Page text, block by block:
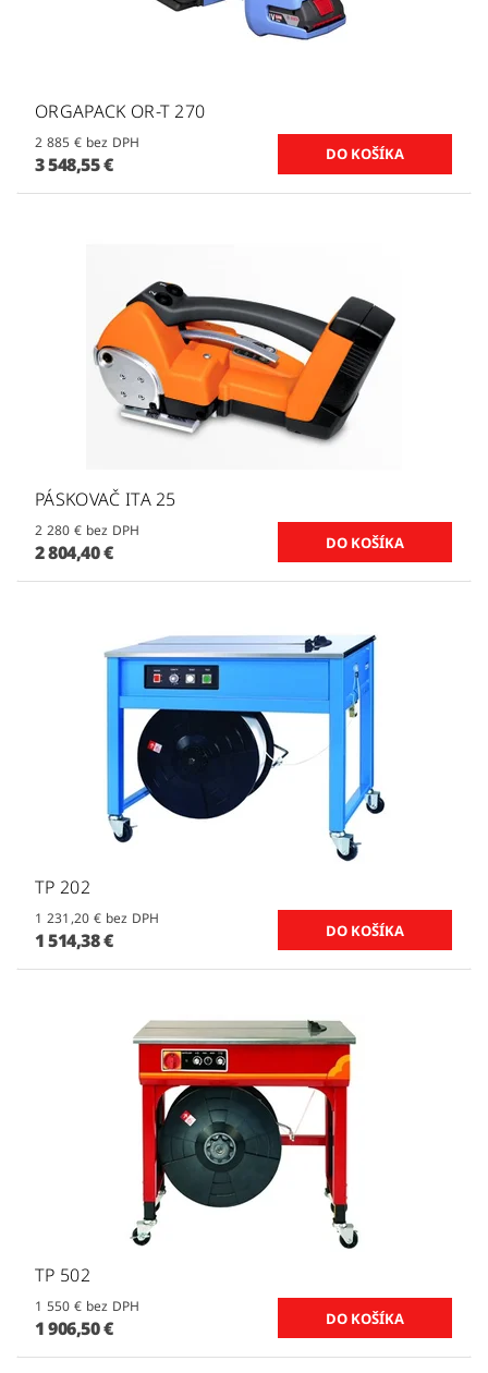
ORGAPACK OR-T 270
2 885 € bez DPH
3 548,55 €
PÁSKOVAČ ITA 25
2 280 € bez DPH
2 804,40 €
TP 202
1 231,20 € bez DPH
1 514,38 €
TP 502
1 550 € bez DPH
1 906,50 €